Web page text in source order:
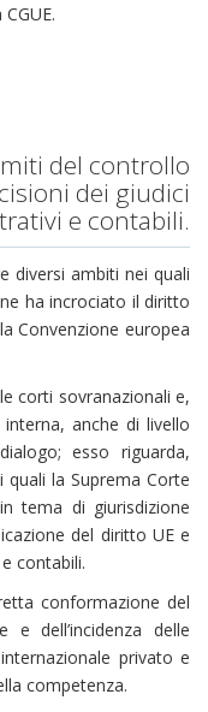
del controllo
dei giudici
e contabili.
diversi ambiti nei quali
ha incrociato il diritto
Convenzione europea
corti sovranazionali e,
anche di livello
esso riguarda,
la Suprema Corte
tema di giurisdizione
del diritto UE e
contabili.
conformazione del
dell’incidenza delle
privato e
competenza.